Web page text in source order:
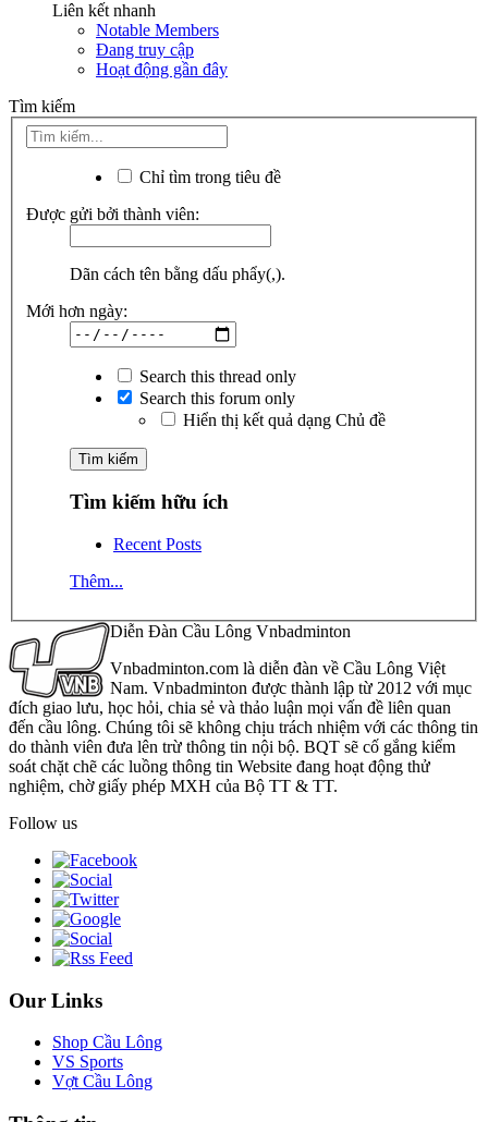
Liên kết nhanh
Notable Members
Đang truy cập
Hoạt động gần đây
Tìm kiếm
Chỉ tìm trong tiêu đề
Được gửi bởi thành viên:
Dãn cách tên bằng dấu phẩy(,).
Mới hơn ngày:
Search this thread only
Search this forum only
Hiển thị kết quả dạng Chủ đề
Tìm kiếm hữu ích
Recent Posts
Thêm...
Diễn Đàn Cầu Lông Vnbadminton
Vnbadminton.com là diễn đàn về Cầu Lông Việt
Nam. Vnbadminton được thành lập từ 2012 với mục
đích giao lưu, học hỏi, chia sẻ và thảo luận mọi vấn đề liên quan
đến cầu lông. Chúng tôi sẽ không chịu trách nhiệm với các thông tin
do thành viên đưa lên trừ thông tin nội bộ. BQT sẽ cố gắng kiểm
soát chặt chẽ các luồng thông tin Website đang hoạt động thử
nghiệm, chờ giấy phép MXH của Bộ TT & TT.
Follow us
Our Links
Shop Cầu Lông
VS Sports
Vợt Cầu Lông